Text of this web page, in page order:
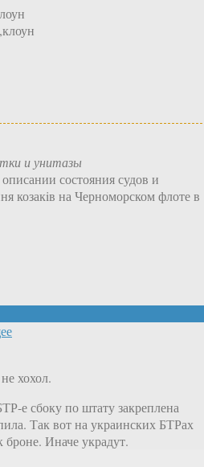
и унитазы
состояния судов и
козакiв на Черноморском флоте в
хохол.
е сбоку по штату закреплена
Так вот на украинских БТРах
Иначе украдут.